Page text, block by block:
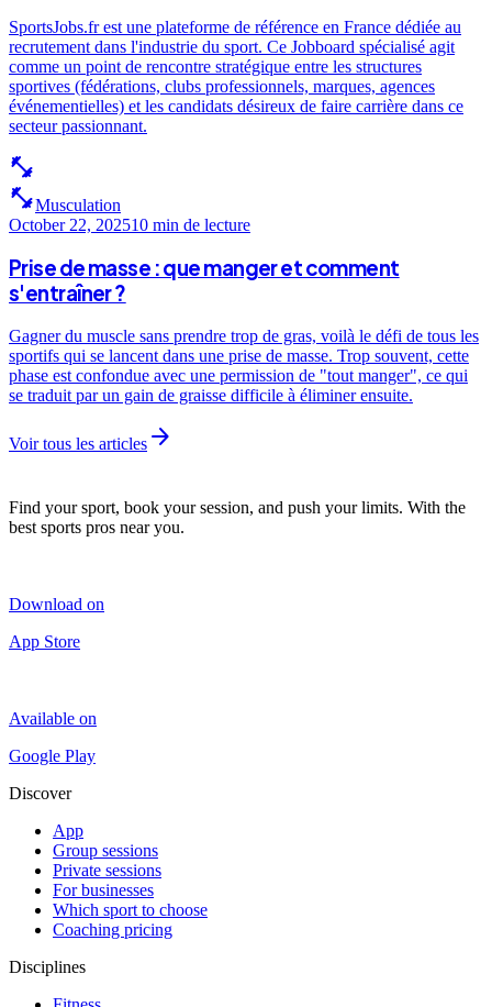
SportsJobs.fr est une plateforme de référence en France dédiée au
recrutement dans l'industrie du sport. Ce Jobboard spécialisé agit
comme un point de rencontre stratégique entre les structures
sportives (fédérations, clubs professionnels, marques, agences
événementielles) et les candidats désireux de faire carrière dans ce
secteur passionnant.
fitness_center
fitness_centerMusculation
October 22, 202510 min de lecture
Prise de masse : que manger et comment
s'entraîner ?
Gagner du muscle sans prendre trop de gras, voilà le défi de tous les
sportifs qui se lancent dans une prise de masse. Trop souvent, cette
phase est confondue avec une permission de "tout manger", ce qui
se traduit par un gain de graisse difficile à éliminer ensuite.
Voir tous les articles arrow_forward
Find your sport, book your session, and push your limits. With the
best sports pros near you.
Download on
App Store
Available on
Google Play
Discover
App
Group sessions
Private sessions
For businesses
Which sport to choose
Coaching pricing
Disciplines